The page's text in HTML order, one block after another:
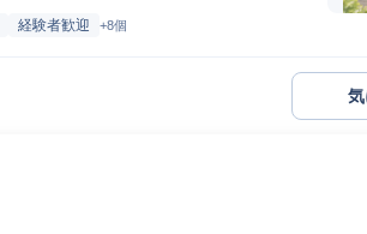
経験者歓迎 +8個